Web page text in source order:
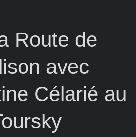
Route de
avec
Célarié au